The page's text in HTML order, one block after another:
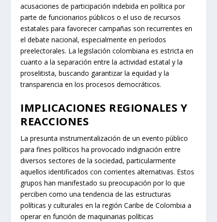
acusaciones de participación indebida en política por
parte de funcionarios públicos o el uso de recursos
estatales para favorecer campañas son recurrentes en
el debate nacional, especialmente en períodos
preelectorales. La legislación colombiana es estricta en
cuanto a la separación entre la actividad estatal y la
proselitista, buscando garantizar la equidad y la
transparencia en los procesos democráticos.
IMPLICACIONES REGIONALES Y
REACCIONES
La presunta instrumentalización de un evento público
para fines políticos ha provocado indignación entre
diversos sectores de la sociedad, particularmente
aquellos identificados con corrientes alternativas. Estos
grupos han manifestado su preocupación por lo que
perciben como una tendencia de las estructuras
políticas y culturales en la región Caribe de Colombia a
operar en función de maquinarias políticas